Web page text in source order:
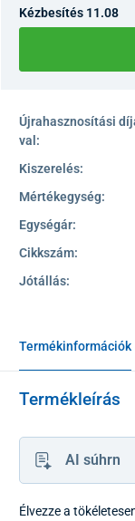
Kézbesítés 11.08
Újrahasznosítási
val:
Kiszerelés:
Mértékegység:
Egységár:
Cikkszám:
Jótállás:
Termékinformációk
Termékleírás
AI súhrn
Élvezze a